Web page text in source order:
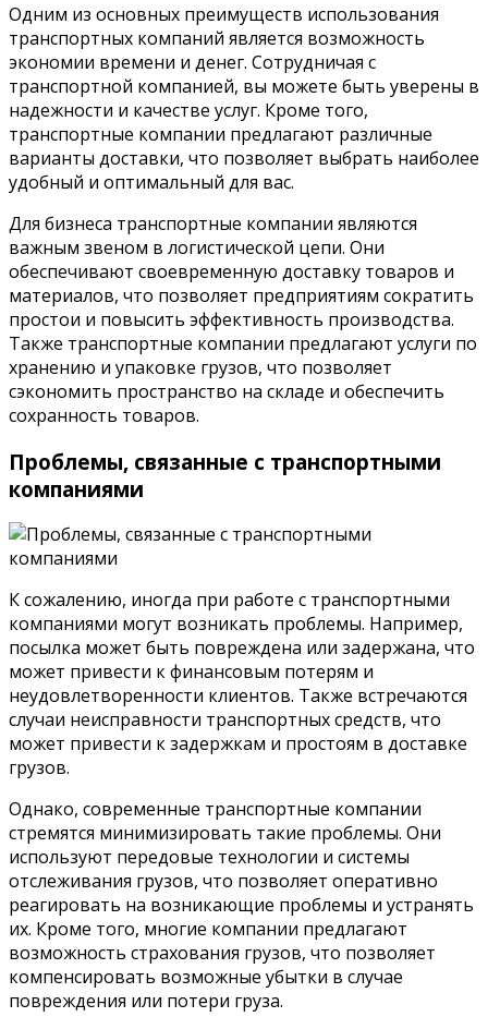
Одним из основных преимуществ использования
транспортных компаний является возможность
экономии времени и денег. Сотрудничая с
транспортной компанией, вы можете быть уверены в
надежности и качестве услуг. Кроме того,
транспортные компании предлагают различные
варианты доставки, что позволяет выбрать наиболее
удобный и оптимальный для вас.
Для бизнеса транспортные компании являются
важным звеном в логистической цепи. Они
обеспечивают своевременную доставку товаров и
материалов, что позволяет предприятиям сократить
простои и повысить эффективность производства.
Также транспортные компании предлагают услуги по
хранению и упаковке грузов, что позволяет
сэкономить пространство на складе и обеспечить
сохранность товаров.
Проблемы, связанные с транспортными
компаниями
К сожалению, иногда при работе с транспортными
компаниями могут возникать проблемы. Например,
посылка может быть повреждена или задержана, что
может привести к финансовым потерям и
неудовлетворенности клиентов. Также встречаются
случаи неисправности транспортных средств, что
может привести к задержкам и простоям в доставке
грузов.
Однако, современные транспортные компании
стремятся минимизировать такие проблемы. Они
используют передовые технологии и системы
отслеживания грузов, что позволяет оперативно
реагировать на возникающие проблемы и устранять
их. Кроме того, многие компании предлагают
возможность страхования грузов, что позволяет
компенсировать возможные убытки в случае
повреждения или потери груза.